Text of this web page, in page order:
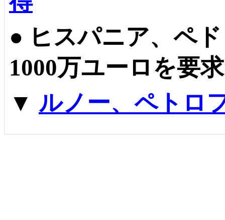
● ヒスパニア、ペ
1000万ユーロを要求
▼ ルノー、ペトロ